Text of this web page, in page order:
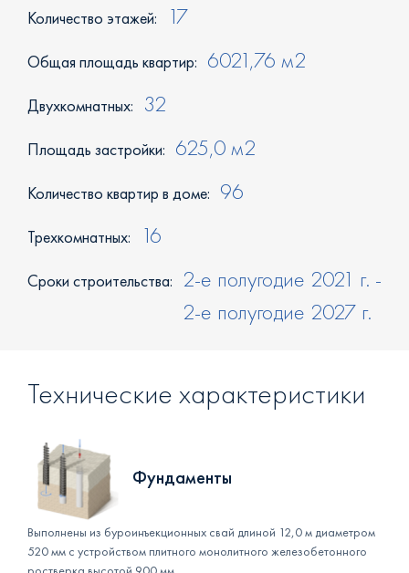
Количество этажей: 17
Общая площадь квартир: 6021,76 м2
Двухкомнатных: 32
Площадь застройки: 625,0 м2
Количество квартир в доме: 96
Трехкомнатных: 16
Сроки строительства:
2-е полугодие 2021 г. -
2-е полугодие 2027 г.
Технические характеристики
Фундаменты
Выполнены из буроинъекционных свай длиной 12,0 м диаметром
520 мм с устройством плитного монолитного железобетонного